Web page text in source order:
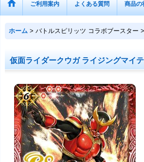
ご利用案内 よくある質問 商品の
ホーム > バトルスピリッツ コラボブースター >
仮面ライダークウガ ライジングマイ